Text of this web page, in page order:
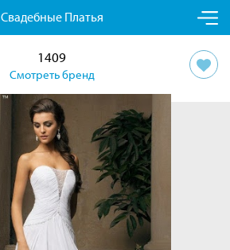
Свадебные Платья
1409
Смотреть бренд